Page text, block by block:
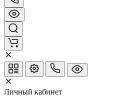
Личный кабинет